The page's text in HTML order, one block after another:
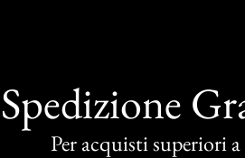
Spedizione
Per acquisti superiori